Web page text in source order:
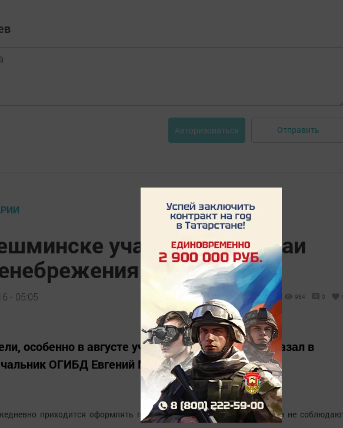
Авторизоваться Отправить
участились случаи
ПДД
- 05:05 984 0
особенно в августе участились случаи ДТП, сказал в
ОГИБД Евгений Михайлов.
приходится оформлять по 2-3 факта ДТП, так как водители не